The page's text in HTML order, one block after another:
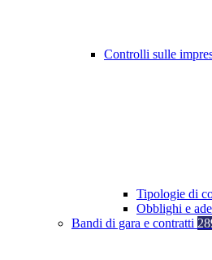
Controlli sulle
Tipologie di
Obblighi e
Bandi di gara e contratti